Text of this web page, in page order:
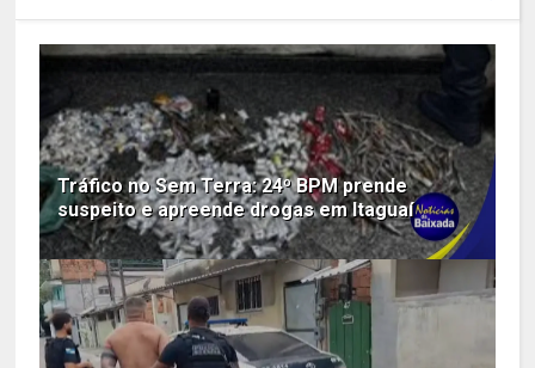
Tráfico no Sem Terra: 24º BPM prende
suspeito e apreende drogas em Itaguaí